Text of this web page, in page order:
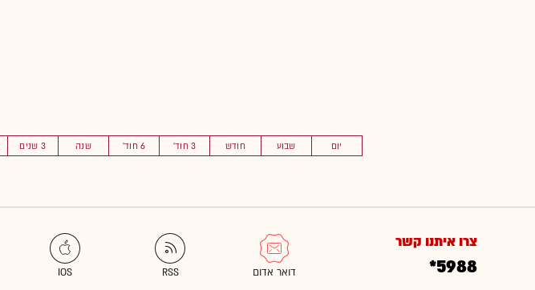
יום שבוע חודש 3 חוד' 6 חוד' שנה 3 שנים
צרו איתנו קשר
*5988